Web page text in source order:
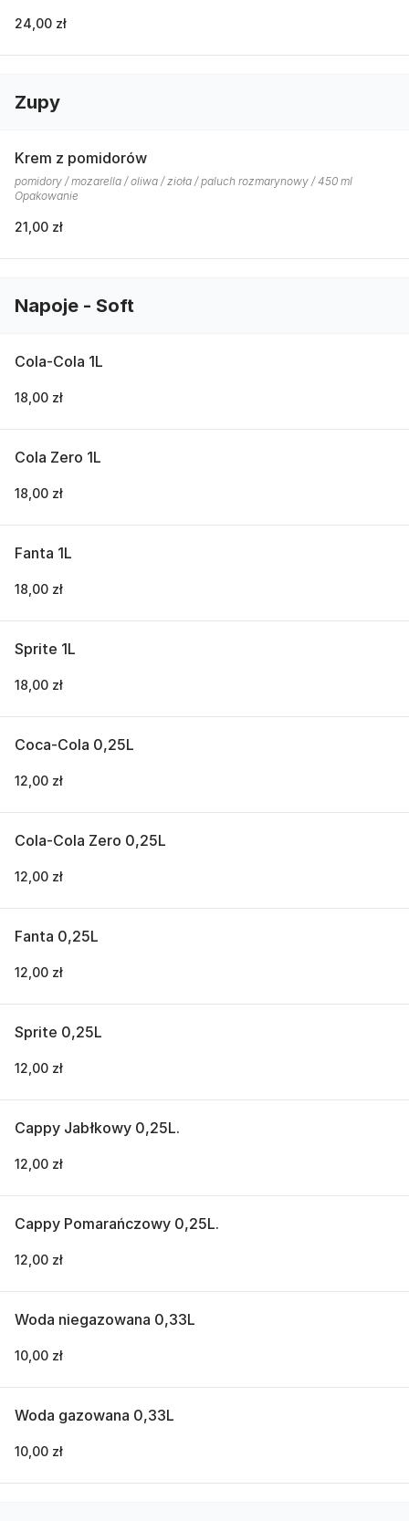
24,00 zł
Zupy
Krem z pomidorów
pomidory / mozarella / oliwa / zioła / paluch rozmarynowy / 450 ml
Opakowanie
21,00 zł
Napoje - Soft
Cola-Cola 1L
18,00 zł
Cola Zero 1L
18,00 zł
Fanta 1L
18,00 zł
Sprite 1L
18,00 zł
Coca-Cola 0,25L
12,00 zł
Cola-Cola Zero 0,25L
12,00 zł
Fanta 0,25L
12,00 zł
Sprite 0,25L
12,00 zł
Cappy Jabłkowy 0,25L.
12,00 zł
Cappy Pomarańczowy 0,25L.
12,00 zł
Woda niegazowana 0,33L
10,00 zł
Woda gazowana 0,33L
10,00 zł